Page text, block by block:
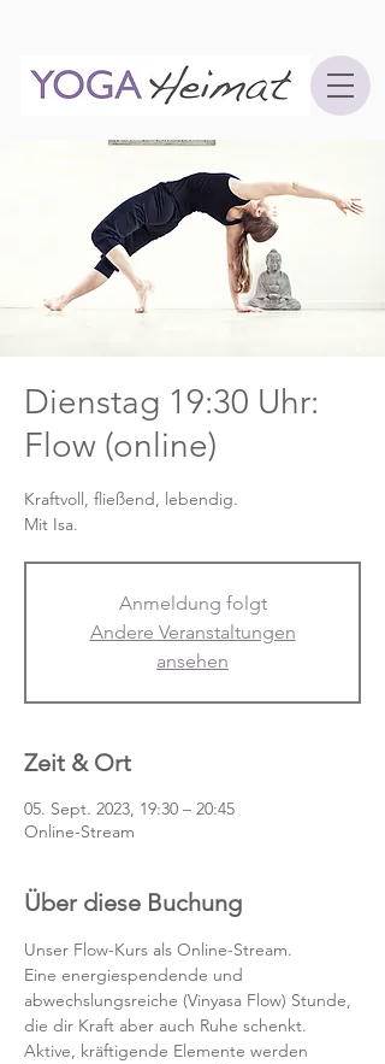
Dienstag 19:30 Uhr:
Flow (online)
Kraftvoll, fließend, lebendig.
Mit Isa.
Anmeldung folgt
Andere Veranstaltungen
ansehen
Zeit & Ort
05. Sept. 2023, 19:30 – 20:45
Online-Stream
Über diese Buchung
Unser Flow-Kurs als Online-Stream.
Eine energiespendende und
abwechslungsreiche (Vinyasa Flow) Stunde,
die dir Kraft aber auch Ruhe schenkt.
Aktive, kräftigende Elemente werden